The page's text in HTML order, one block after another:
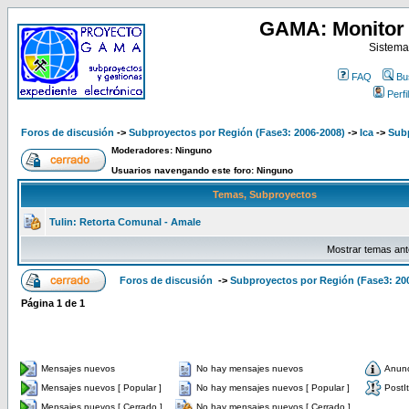
GAMA:
FAQ
Perfil
Foros de discusión -> Subproyectos por Región (Fase3: 2006-2008) -> Ica ->
Moderadores: Ninguno
Usuarios navengando este foro: Ninguno
Temas, Subproyectos
Tulin: Retorta Comunal - Amale
Mostrar temas
Foros de discusión -> Subproyectos por Región (Fase3:
Página 1 de 1
Mensajes nuevos No hay mensajes nuevos
Mensajes nuevos [ Popular ]
No hay mensajes nuevos [ Popular ]
PostIt
Mensajes nuevos [ Cerrado ]
No hay mensajes nuevos [ Cerrado ]